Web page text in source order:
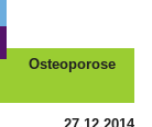
Osteoporose